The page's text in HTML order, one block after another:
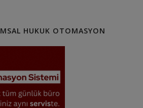
HUKUK OTOMASYON